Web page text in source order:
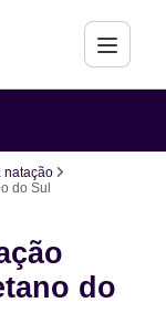
natação
do Sul
do